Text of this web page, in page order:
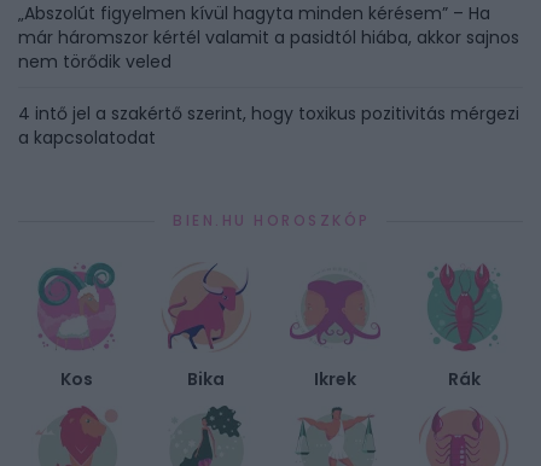
„Abszolút figyelmen kívül hagyta minden kérésem” – Ha
már háromszor kértél valamit a pasidtól hiába, akkor sajnos
nem törődik veled
4 intő jel a szakértő szerint, hogy toxikus pozitivitás mérgezi
a kapcsolatodat
BIEN.HU HOROSZKÓP
Kos Bika Ikrek Rák